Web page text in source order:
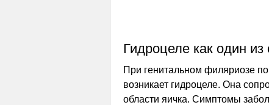
Гидроцеле как один
При генитальном филяриозе
возникает гидроцеле. Она
области яичка. Симптомы